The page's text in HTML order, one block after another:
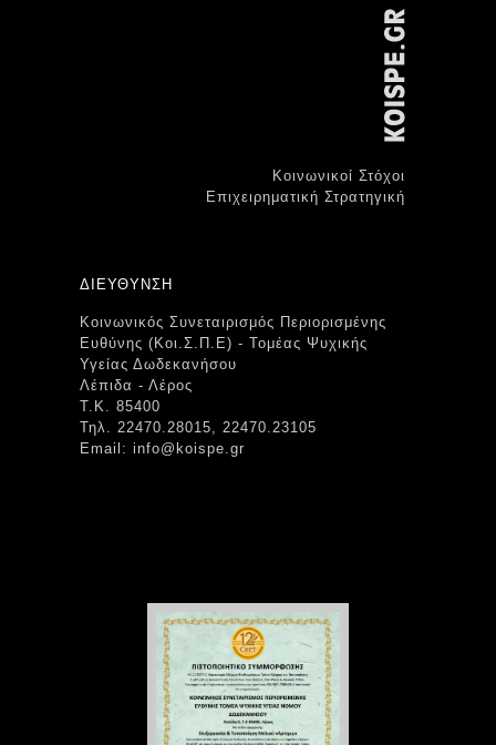
Κοινωνικοί Στόχοι
Επιχειρηματική Στρατηγική
ΔΙΕΥΘΥΝΣΗ
Κοινωνικός Συνεταιρισμός Περιορισμένης
Ευθύνης (Κοι.Σ.Π.Ε) - Τομέας Ψυχικής
Υγείας Δωδεκανήσου
Λέπιδα - Λέρος
Τ.Κ. 85400
Τηλ. 22470.28015, 22470.23105
Email: info@koispe.gr